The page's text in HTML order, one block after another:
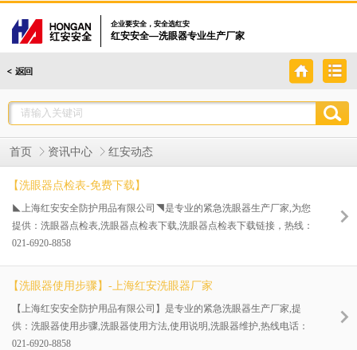
企业要安全，安全选红安
红安安全—洗眼器专业生产厂家
首页 资讯中心 红安动态
【洗眼器点检表-免费下载】
◣上海红安安全防护用品有限公司◥是专业的紧急洗眼器生产厂家,为您
提供：洗眼器点检表,洗眼器点检表下载,洗眼器点检表下载链接，热线：
021-6920-8858
【洗眼器使用步骤】-上海红安洗眼器厂家
【上海红安安全防护用品有限公司】是专业的紧急洗眼器生产厂家,提
供：洗眼器使用步骤,洗眼器使用方法,使用说明,洗眼器维护,热线电话：
021-6920-8858